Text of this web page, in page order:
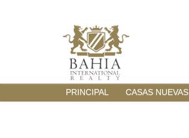
PRINCIPAL CASAS NUEVAS